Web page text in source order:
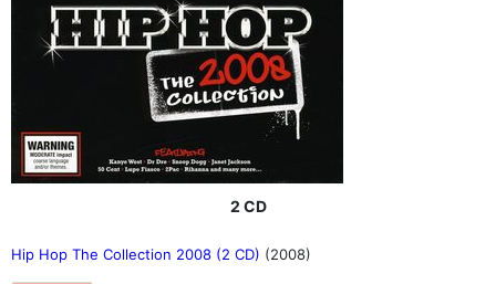
2 CD
Hip Hop The Collection 2008 (2 CD) (2008)